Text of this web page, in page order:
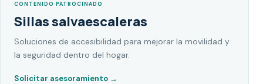
CONTENIDO PATROCINADO
Sillas salvaescaleras
Soluciones de accesibilidad para mejorar la movilidad y
la seguridad dentro del hogar.
Solicitar asesoramiento →